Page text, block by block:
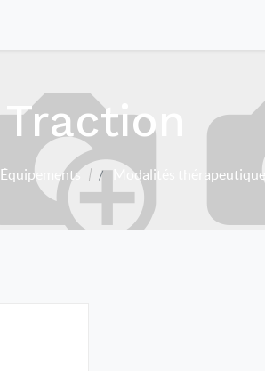
Traction
Équipements Modalités thérapeutiques